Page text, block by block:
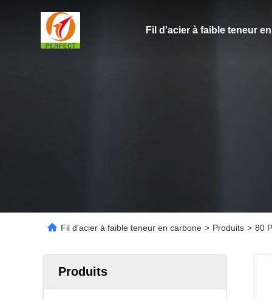
Fil d'acier à faible teneur
Fil d'acier à faible teneur en carbone > Produits > 80
Produits